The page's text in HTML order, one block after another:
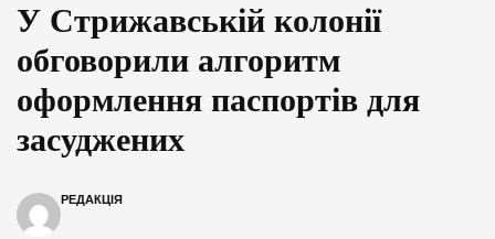
У Стрижавській колонії
обговорили алгоритм
оформлення паспортів для
засуджених
РЕДАКЦІЯ